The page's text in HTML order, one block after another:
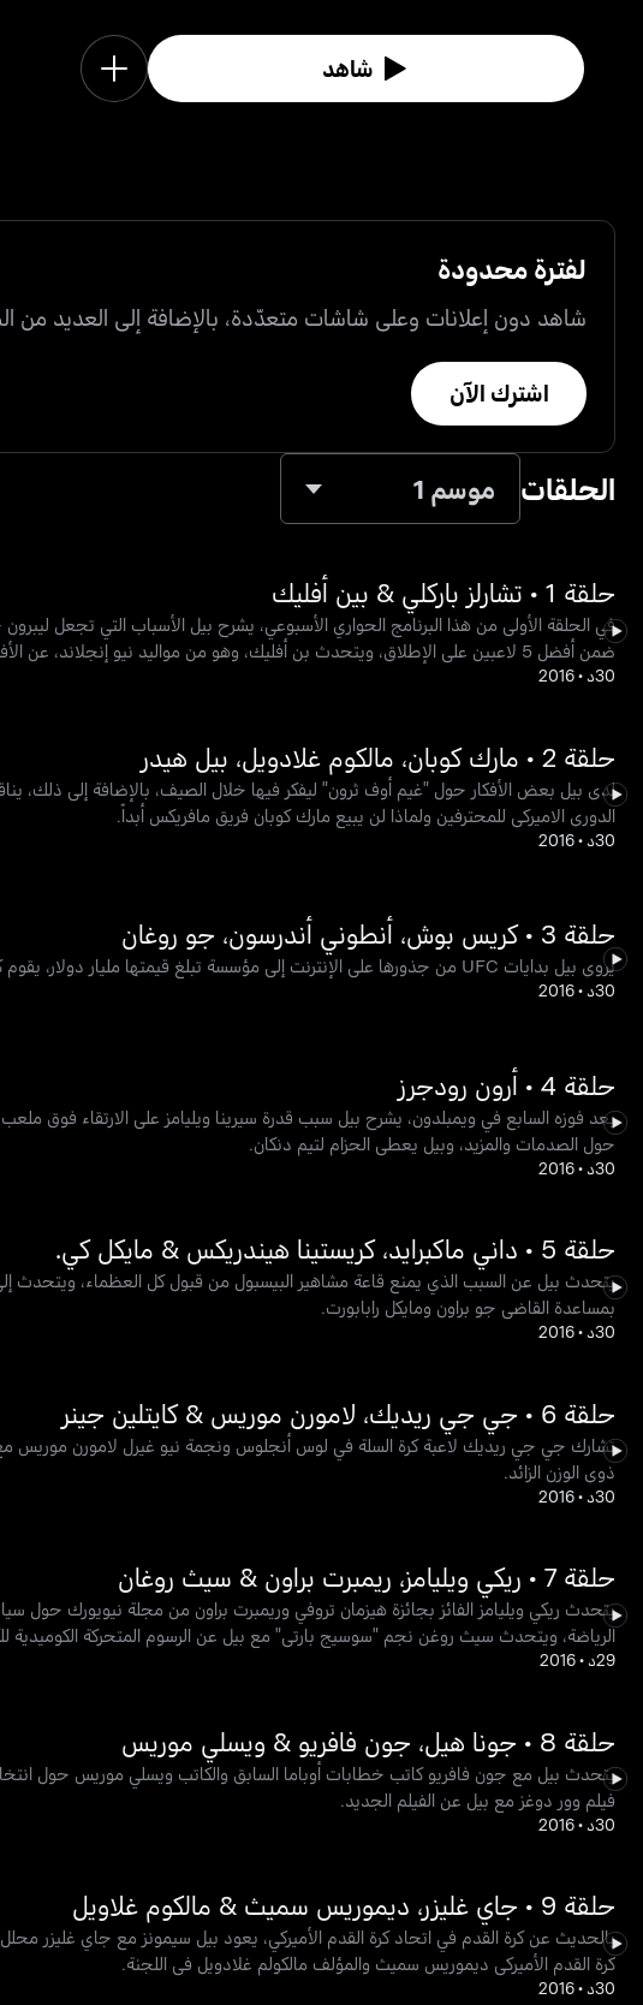
شاهد
لفترة محدودة
شاهد دون إعلانات وعلى شاشات متعدّدة، بالإضافة إلى العديد من
اشترك الآن
الحلقات موسم 1
حلقة 1 • تشارلز باركلي & بين أفليك
في الحلقة الأولى من هذا البرنامج الحواري الأسبوعي، يشرح بيل الأسباب التي تجعل
ضمن أفضل 5 لاعبين على الإطلاق، ويتحدث بن أفليك، وهو من مواليد نيو إنجلاند، عن الأفلام والرياضة.
30د •
2016
حلقة 2 • مارك كوبان، مالكوم غلادويل، بيل هيدر
لدى بيل بعض الأفكار حول "غيم أوف ثرون" ليفكر فيها خلال الصيف، بالإضافة إلى ذلك،
الدوري الاميركي للمحترفين ولماذا لن يبيع مارك كوبان فريق مافريكس أبداً.
30د •
2016
حلقة 3 • كريس بوش، أنطوني أندرسون، جو روغان
يروي بيل بدايات UFC من جذورها على الإنترنت إلى مؤسسة تبلغ قيمتها مليار دولار، يقوم كريس بوش وأنطوني أندرسون بتخريب انتقال كيفن دورانت إلى جولدن ستيت ووريورز.
30د •
2016
حلقة 4 • أرون رودجرز
بعد فوزه السابع في ويمبلدون، يشرح بيل سبب قدرة سيرينا ويليامز على الارتقاء فوق
حول الصدمات والمزيد، وبيل يعطي الحزام لتيم دنكان.
30د •
2016
حلقة 5 • داني ماكبرايد، كريستينا هيندريكس & مايكل كي.
بمساعدة القاضي جو براون ومايكل رابابورت.
30د •
2016
حلقة 6 • جي جي ريديك، لامورن موريس & كايتلين جينر
تشارك جي جي ريديك لاعبة كرة السلة في لوس أنجلوس ونجمة نيو غيرل لامورن موريس مع
ذوي الوزن الزائد.
30د •
2016
حلقة 7 • ريكي ويليامز، ريمبرت براون & سيث روغان
يتحدث ريكي ويليامز الفائز بجائزة هيزمان تروفي وريمبرت براون من مجلة نيويورك حول
الرياضة، ويتحدث سيث روغن نجم "سوسيج بارتي" مع بيل عن الرسوم المتحركة الكوميدية
29د •
2016
حلقة 8 • جونا هيل، جون فافريو & ويسلي موريس
فيلم وور دوغز مع بيل عن الفيلم الجديد.
30د •
2016
حلقة 9 • جاي غليزر، ديموريس سميث & مالكوم غلاويل
بالحديث عن كرة القدم في اتحاد كرة القدم الأميركي، يعود بيل سيمونز مع جاي غليزر
كرة القدم الأميركي ديموريس سميث والمؤلف مالكولم غلادويل في اللجنة.
30د •
2016